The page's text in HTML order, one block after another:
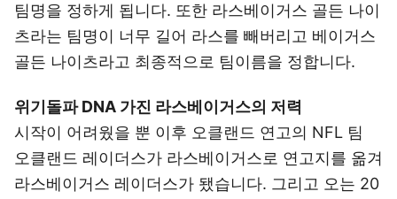
팀명을 정하게 됩니다. 또한 라스베이거스 골든 나이
츠라는 팀명이 너무 길어 라스를 빼버리고 베이거스
골든 나이츠라고 최종적으로 팀이름을 정합니다.
위기돌파 DNA 가진 라스베이거스의 저력
시작이 어려웠을 뿐 이후 오클랜드 연고의 NFL 팀
오클랜드 레이더스가 라스베이거스로 연고지를 옮겨
라스베이거스 레이더스가 됐습니다. 그리고 오는 20